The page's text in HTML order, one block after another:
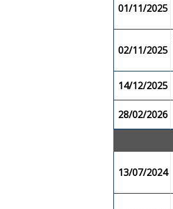
01/11/2025
02/11/2025
14/12/2025
28/02/2026
13/07/2024